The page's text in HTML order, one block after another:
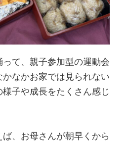
て、親子参加型の運動会
なかお家では見られない
子や成長をたくさん感じ
、お母さんが朝早くから